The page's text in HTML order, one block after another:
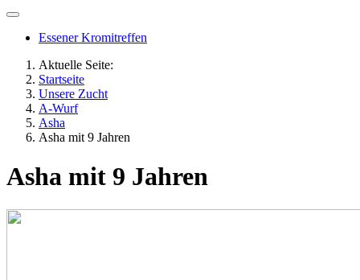
Essener Kromitreffen
Aktuelle Seite:
Startseite
Unsere Zucht
A-Wurf
Asha
Asha mit 9 Jahren
Asha mit 9 Jahren